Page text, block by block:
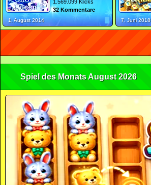
1.569.099 Klicks
32 Kommentare
1. August 2014 7. Juni 2018
Spiel des Monats August 2026